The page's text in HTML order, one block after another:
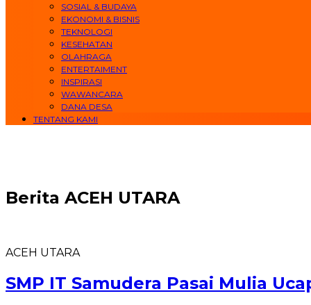
SOSIAL & BUDAYA
EKONOMI & BISNIS
TEKNOLOGI
KESEHATAN
OLAHRAGA
ENTERTAIMENT
INSPIRASI
WAWANCARA
DANA DESA
TENTANG KAMI
Berita ACEH UTARA
ACEH UTARA
SMP IT Samudera Pasai Mulia